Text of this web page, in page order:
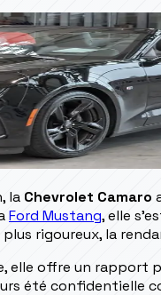
la Chevrolet Camaro
Ford Mustang, elle
rigoureux, la
elle offre un
été confidentielle